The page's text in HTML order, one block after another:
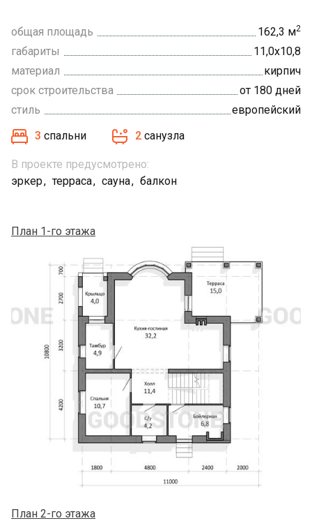
общая площадь 162,3 м2
габариты
11,0х10,8
материал
кирпич
срок строительства
от 180 дней
стиль
европейский
3 спальни 2 санузла
В проекте предусмотрено:
эркер
терраса сауна балкон
План 1-го этажа
План 2-го этажа